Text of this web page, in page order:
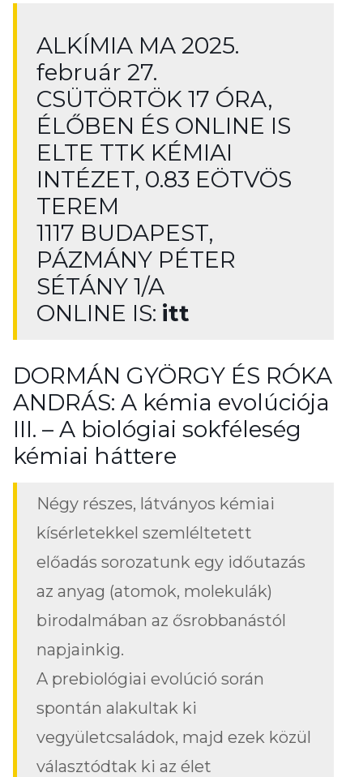
ALKÍMIA MA 2025.
február 27.
CSÜTÖRTÖK 17 ÓRA,
ÉLŐBEN ÉS ONLINE IS
ELTE TTK KÉMIAI
INTÉZET, 0.83 EÖTVÖS
TEREM
1117 BUDAPEST,
PÁZMÁNY PÉTER
SÉTÁNY 1/A
ONLINE IS: itt
DORMÁN GYÖRGY ÉS RÓKA
ANDRÁS: A kémia evolúciója
III. – A biológiai sokféleség
kémiai háttere
Négy részes, látványos kémiai
kísérletekkel szemléltetett
előadás sorozatunk egy időutazás
az anyag (atomok, molekulák)
birodalmában az ősrobbanástól
napjainkig.
A prebiológiai evolúció során
spontán alakultak ki
vegyületcsaládok, majd ezek közül
választódtak ki az élet